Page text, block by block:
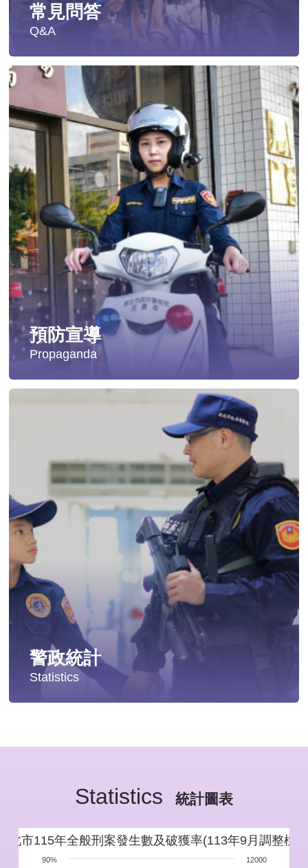
常見問答
Q&A
遭受性侵害時，可向哪些單位求助？
發生性侵害案件後，我可以請社工陪同嗎?
發生性侵害案件後，我需要去驗傷嗎?
遇到性騷擾案件之處理？
當你遭受到家庭暴力時該如何處理？
如何執行家庭暴力加害人訪查、訪查對象及期間為何?
預防宣導
Propaganda
影音專區
交通安全
警政統計
Statistics
新北市重要警政統計指標
警政性別統計
警政統計通報
Statistics 統計圖表
北市115年全般刑案發生數及破獲率(113年9月調整標
90% 12000